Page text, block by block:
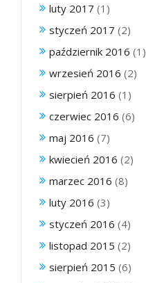
luty 2017 (1)
styczeń 2017 (2)
październik 2016 (1)
wrzesień 2016 (2)
sierpień 2016 (1)
czerwiec 2016 (6)
maj 2016 (7)
kwiecień 2016 (2)
marzec 2016 (8)
luty 2016 (3)
styczeń 2016 (4)
listopad 2015 (2)
sierpień 2015 (6)